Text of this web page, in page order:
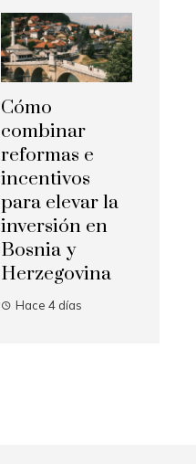
Cómo
combinar
reformas e
incentivos
para elevar la
inversión en
Bosnia y
Herzegovina
Hace 4 días